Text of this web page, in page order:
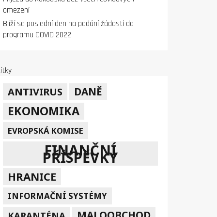
omezení
Blíží se poslední den na podání žádosti do
programu COVID 2022
ANTIVIRUS DANĚ
EKONOMIKA
EVROPSKÁ KOMISE
FINANČNÍ
PŘÍSPĚVKY
HRANICE
INFORMAČNÍ SYSTÉMY